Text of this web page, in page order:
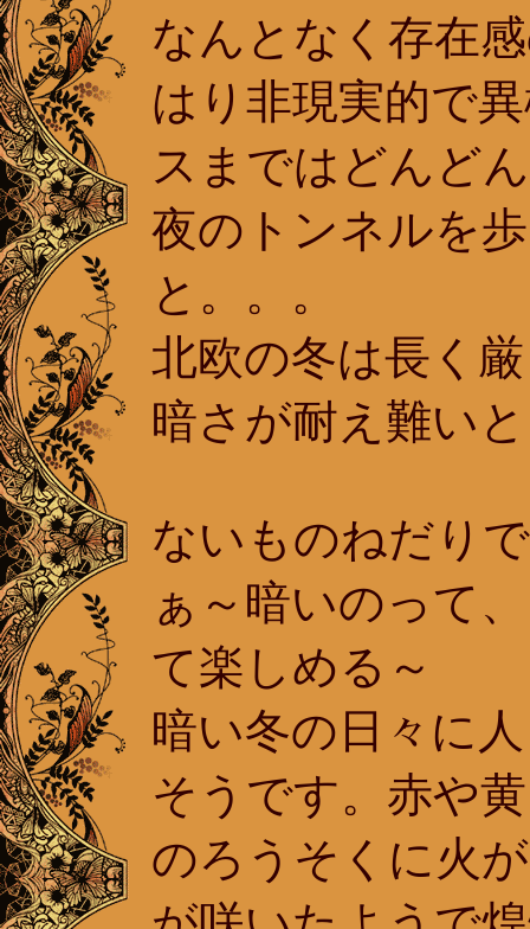
なんとなく存在
はり非現実的で
スまではどんど
夜のトンネルを
と。。。
北欧の冬は長く
暗さが耐え難い
ないものねだり
ぁ～暗いのって
て楽しめる～
暗い冬の日々に
そうです。赤や
のろうそくに火